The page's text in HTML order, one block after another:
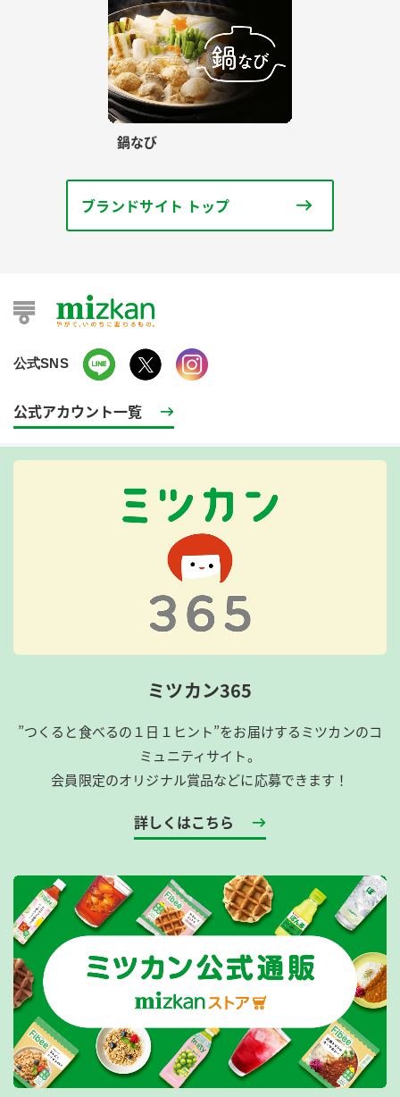
鍋なび
ブランドサイト トップ
公式SNS
公式アカウント一覧
ミツカン365
”つくると食べるの１日１ヒント”をお届けするミツカンのコ
ミュニティサイト。
会員限定のオリジナル賞品などに応募できます！
詳しくはこちら